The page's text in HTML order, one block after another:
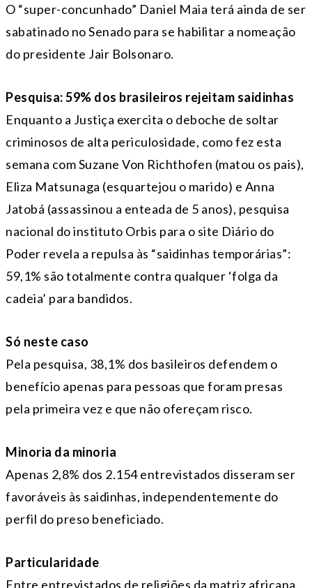
O “super-concunhado” Daniel Maia terá ainda de ser
sabatinado no Senado para se habilitar a nomeação
do presidente Jair Bolsonaro.
Pesquisa: 59% dos brasileiros rejeitam saidinhas
Enquanto a Justiça exercita o deboche de soltar
criminosos de alta periculosidade, como fez esta
semana com Suzane Von Richthofen (matou os pais),
Eliza Matsunaga (esquartejou o marido) e Anna
Jatobá (assassinou a enteada de 5 anos), pesquisa
nacional do instituto Orbis para o site Diário do
Poder revela a repulsa às “saidinhas temporárias”:
59,1% são totalmente contra qualquer ‘folga da
cadeia’ para bandidos.
Só neste caso
Pela pesquisa, 38,1% dos basileiros defendem o
benefício apenas para pessoas que foram presas
pela primeira vez e que não ofereçam risco.
Minoria da minoria
Apenas 2,8% dos 2.154 entrevistados disseram ser
favoráveis às saidinhas, independentemente do
perfil do preso beneficiado.
Particularidade
Entre entrevistados de religiões da matriz africana,